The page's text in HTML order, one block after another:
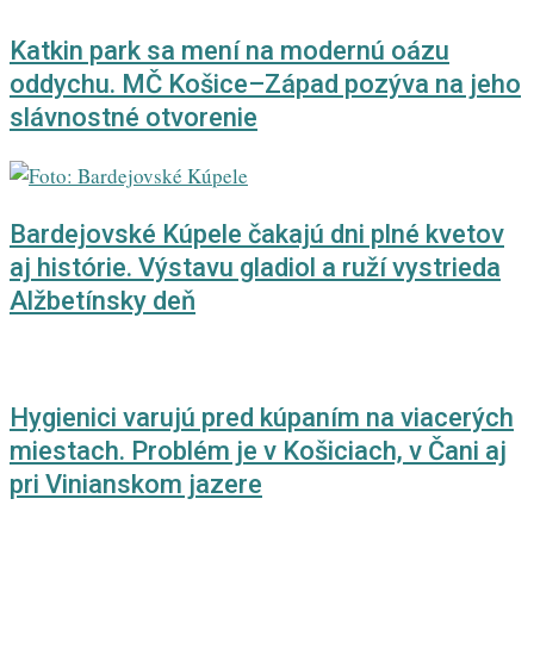
Katkin park sa mení na modernú oázu
oddychu. MČ Košice–Západ pozýva na jeho
slávnostné otvorenie
Bardejovské Kúpele čakajú dni plné kvetov
aj histórie. Výstavu gladiol a ruží vystrieda
Alžbetínsky deň
Hygienici varujú pred kúpaním na viacerých
miestach. Problém je v Košiciach, v Čani aj
pri Vinianskom jazere